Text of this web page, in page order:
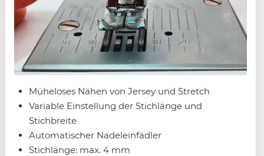
Müheloses Nähen von Jersey und Stretch
Variable Einstellung der Stichlänge und
Stichbreite
Automatischer Nadeleinfädler
Stichlänge: max. 4 mm